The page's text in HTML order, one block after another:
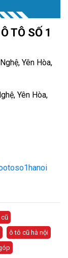
TÔ SỐ 1
Yên Hòa,
Yên Hòa,
cũ
ô tô cũ hà nội